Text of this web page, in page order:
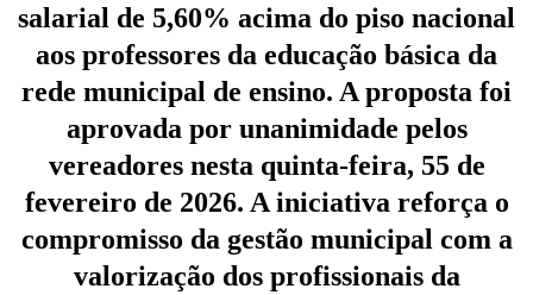
salarial de 5,60% acima do piso nacional
aos professores da educação básica da
rede municipal de ensino. A proposta foi
aprovada por unanimidade pelos
vereadores nesta quinta-feira, 55 de
fevereiro de 2026. A iniciativa reforça o
compromisso da gestão municipal com a
valorização dos profissionais da